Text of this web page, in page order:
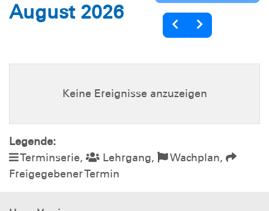
August 2026
Keine Ereignisse anzuzeigen
Legende:
Terminserie,
Lehrgang,
Wachplan,
Freigegebener Termin